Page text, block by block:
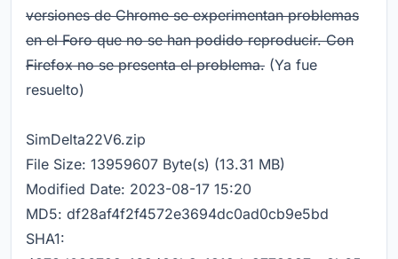
versiones de Chrome se experimentan problemas
en el Foro que no se han podido reproducir. Con
Firefox no se presenta el problema. (Ya fue
resuelto)
SimDelta22V6.zip
File Size: 13959607 Byte(s) (13.31 MB)
Modified Date: 2023-08-17 15:20
MD5: df28af4f2f4572e3694dc0ad0cb9e5bd
SHA1: